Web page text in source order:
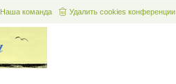
Удалить cookies конференции
Наша команда